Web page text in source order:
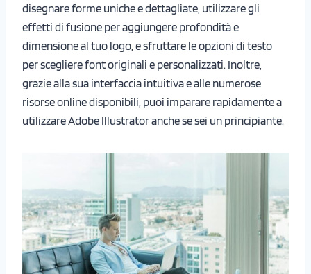
disegnare forme uniche e dettagliate, utilizzare gli
effetti di fusione per aggiungere profondità e
dimensione al tuo logo, e sfruttare le opzioni di testo
per scegliere font originali e personalizzati. Inoltre,
grazie alla sua interfaccia intuitiva e alle numerose
risorse online disponibili, puoi imparare rapidamente a
utilizzare Adobe Illustrator anche se sei un principiante.